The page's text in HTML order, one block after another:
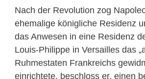
Nach der Revolution zog
ehemalige königliche Residenz
das Anwesen in eine Residenz
Louis-Philippe in Versailles das
Ruhmestaten Frankreichs
einrichtete, beschloss er, einen